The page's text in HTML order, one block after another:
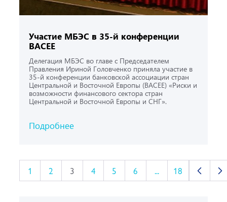
Участие МБЭС в 35-й конференции
BACEE
Делегация МБЭС во главе с Председателем
Правления Ириной Головченко приняла участие в
35-й конференции банковской ассоциации стран
Центральной и Восточной Европы (BACEE) «Риски и
возможности финансового сектора стран
Центральной и Восточной Европы и СНГ».
Подробнее
1 2 3 4 5 6 ... 18